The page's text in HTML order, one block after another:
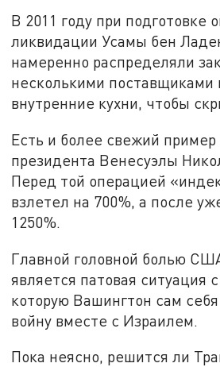
В 2011 году при подготовке
ликвидации Усамы бен
намеренно распределяли
несколькими поставщиками
внутренние кухни, чтобы
Есть и более свежий
президента Венесуэлы
Перед той операцией
взлетел на 700%, а после
1250%.
Главной головной болью
является патовая ситуация
которую Вашингтон сам себя
войну вместе с Израилем.
Пока неясно, решится ли